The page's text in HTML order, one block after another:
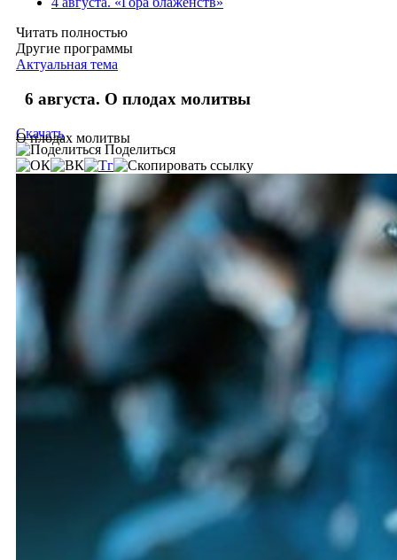
Читать полностью
Другие программы
Актуальная тема
6 августа. О плодах молитвы
О плодах молитвы
Скачать
Поделиться